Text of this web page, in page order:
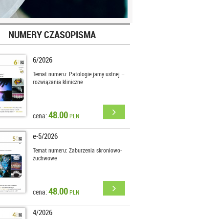
NUMERY CZASOPISMA
6/2026
Temat numeru: Patologie jamy ustnej –
rozwiązania kliniczne
cena:48.00PLN
e-5/2026
Temat numeru: Zaburzenia skroniowo-
żuchwowe
cena:48.00PLN
4/2026